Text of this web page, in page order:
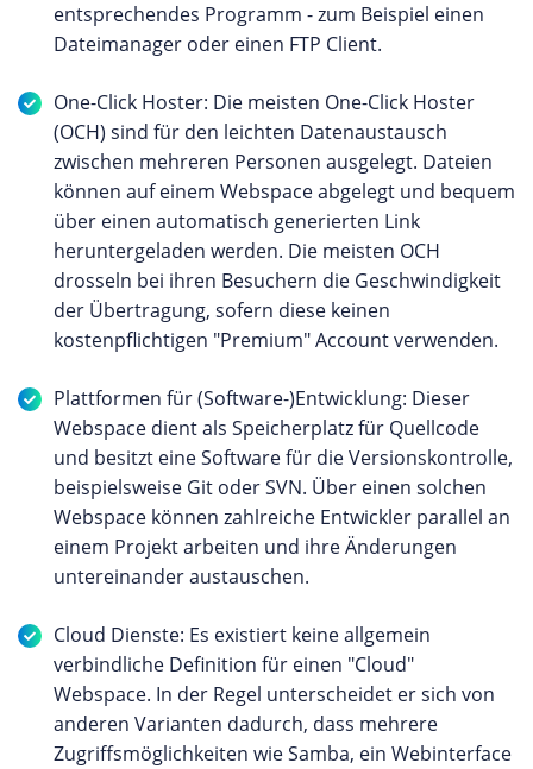
entsprechendes Programm - zum Beispiel einen
Dateimanager oder einen FTP Client.
One-Click Hoster: Die meisten One-Click Hoster
(OCH) sind für den leichten Datenaustausch
zwischen mehreren Personen ausgelegt. Dateien
können auf einem Webspace abgelegt und bequem
über einen automatisch generierten Link
heruntergeladen werden. Die meisten OCH
drosseln bei ihren Besuchern die Geschwindigkeit
der Übertragung, sofern diese keinen
kostenpflichtigen "Premium" Account verwenden.
Plattformen für (Software-)Entwicklung: Dieser
Webspace dient als Speicherplatz für Quellcode
und besitzt eine Software für die Versionskontrolle,
beispielsweise Git oder SVN. Über einen solchen
Webspace können zahlreiche Entwickler parallel an
einem Projekt arbeiten und ihre Änderungen
untereinander austauschen.
Cloud Dienste: Es existiert keine allgemein
verbindliche Definition für einen "Cloud"
Webspace. In der Regel unterscheidet er sich von
anderen Varianten dadurch, dass mehrere
Zugriffsmöglichkeiten wie Samba, ein Webinterface